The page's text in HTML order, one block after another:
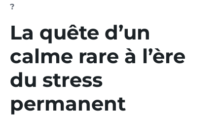
?
La quête d’un
calme rare à l’ère
du stress
permanent